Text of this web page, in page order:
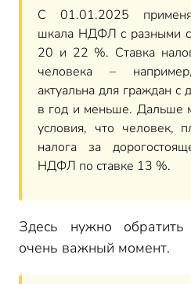
Справка об оплате
форма)
Порядок выдачи и
Сведения, которые приводят
Суммы за лечение и коды
форме
Справка об оплате
форма)
Документы, которые
С 01.01.2025
шкала НДФЛ с разными
20 и 22 %. Ставка
человека –
актуальна для граждан
в год и меньше. Дальше
условия, что человек,
налога за
НДФЛ по ставке 13 %.
Здесь нужно
очень важный момент.